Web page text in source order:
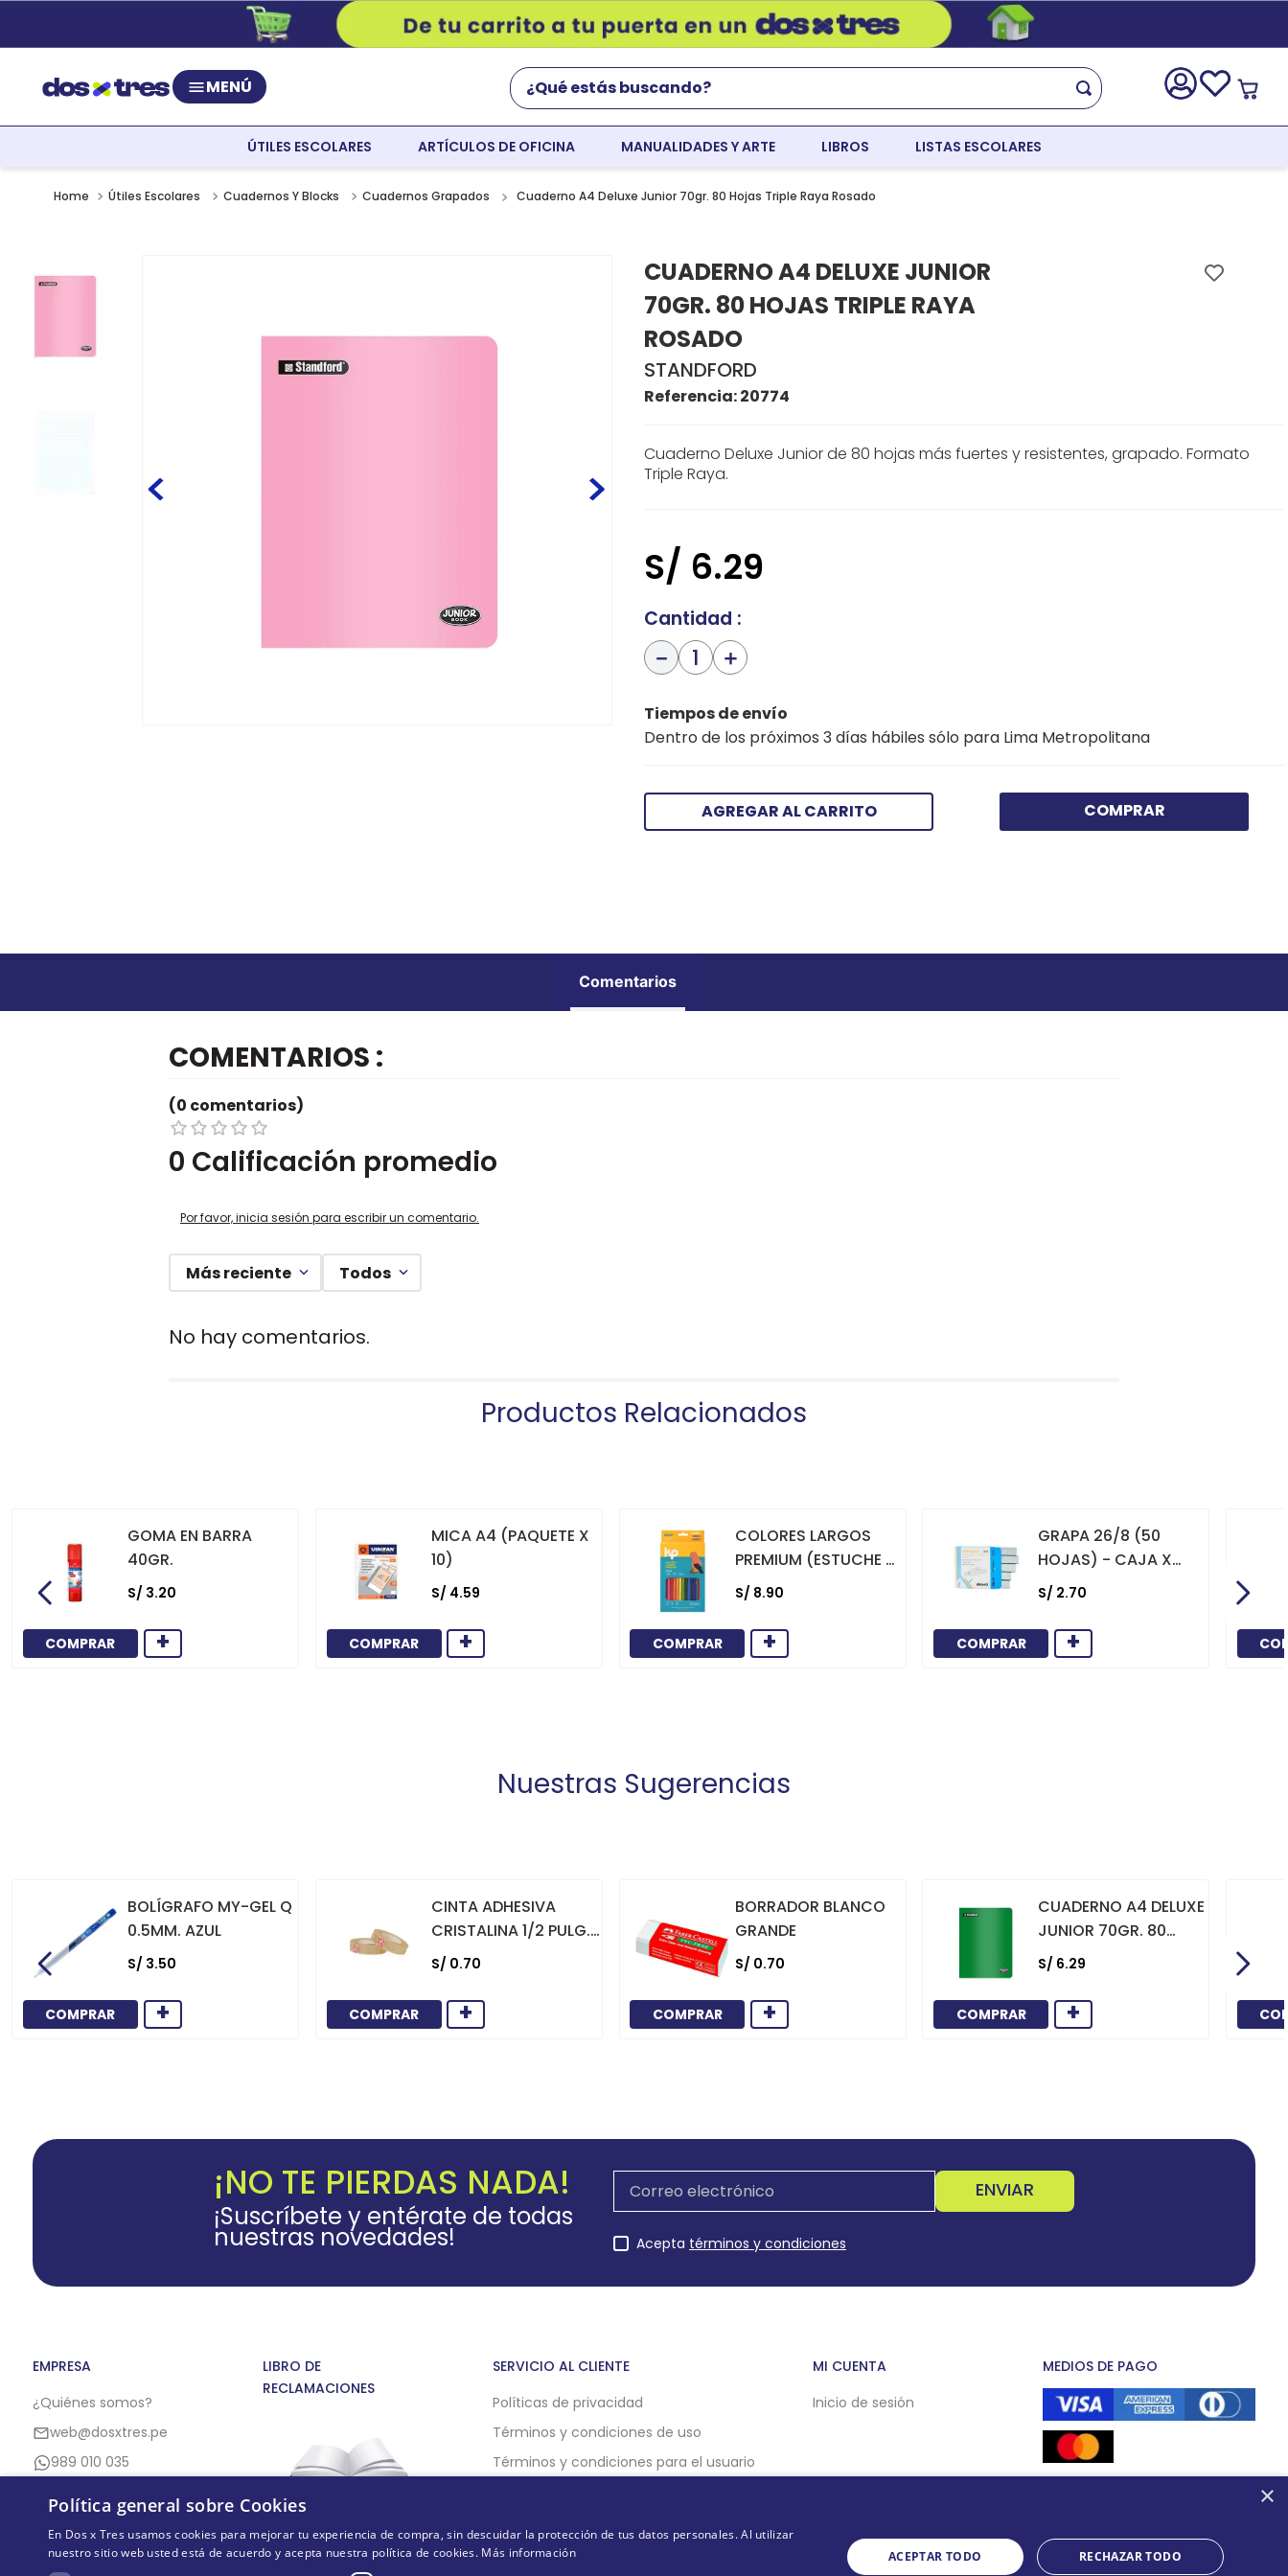
MENÚ
¿Qué estás buscando?
ÚTILES ESCOLARES ARTÍCULOS DE OFICINA MANUALIDADES Y ARTE LIBROS LISTAS ESCOLARES
Útiles Escolares Cuadernos Y Blocks Cuadernos Grapados Cuaderno A4 Deluxe Junior 70gr. 80 Hojas Triple Raya Rosado
CUADERNO A4 DELUXE JUNIOR
70GR. 80 HOJAS TRIPLE RAYA
ROSADO
STANDFORD
Referencia:20774
Cuaderno Deluxe Junior de 80 hojas más fuertes y resistentes, grapado. Formato
Triple Raya.
S/ 6.29
Cantidad
＋
－
Tiempos de envío
Dentro de los próximos 3 días hábiles sólo para Lima Metropolitana
AGREGAR AL CARRITO COMPRAR
Comentarios
COMENTARIOS
0 Calificación promedio
(0 comentarios)
Por favor, inicia sesión para escribir un comentario.
Más reciente Todos
No hay comentarios.
Productos Relacionados
GOMA EN BARRA
40GR.
S/ 3.20
COMPRAR +
MICA A4 (PAQUETE X
10)
S/ 4.59
COMPRAR +
COLORES LARGOS
PREMIUM (ESTUCHE X
12)
S/ 8.90
COMPRAR +
GRAPA 26/8 (50
HOJAS) - CAJA X
1000
S/ 2.70
COMPRAR +
Nuestras Sugerencias
BOLÍGRAFO MY-GEL Q
0.5MM. AZUL
S/ 3.50
COMPRAR +
CINTA ADHESIVA
CRISTALINA 1/2 PULG.
X 36 YARDAS
S/ 0.70
COMPRAR +
BORRADOR BLANCO
GRANDE
S/ 0.70
COMPRAR +
CUADERNO A4 DELUXE
JUNIOR 70GR. 80
HOJAS
CUADRICULADO
MARCO ROJO VERDE
S/ 6.29
COMPRAR +
¡NO TE PIERDAS NADA!
¡Suscríbete y entérate de todas
nuestras novedades!
ENVIAR
Acepta términos y condiciones
EMPRESA
¿Quiénes somos?
web@dosxtres.pe
989 010 035
LIBRO DE
RECLAMACIONES
SERVICIO AL CLIENTE
Políticas de privacidad
Términos y condiciones de uso
Términos y condiciones para el usuario
MI CUENTA
Inicio de sesión
MEDIOS DE PAGO
×
Política general sobre Cookies
En Dos x Tres usamos cookies para mejorar tu experiencia de compra, sin descuidar la protección de tus datos personales. Al utilizar
nuestro sitio web usted está de acuerdo y acepta nuestra política de cookies. Más información
ACEPTAR TODO RECHAZAR TODO
world english